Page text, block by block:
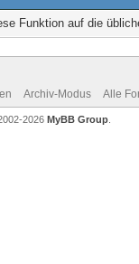
Funktion auf die
Archiv-Modus Alle
2026 MyBB Group